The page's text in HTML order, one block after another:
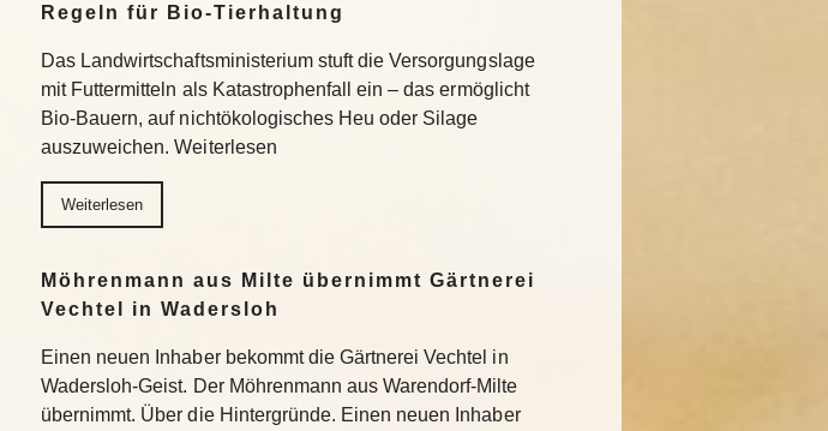
Regeln für Bio-Tierhaltung
Das Landwirtschaftsministerium stuft die Versorgungslage
mit Futtermitteln als Katastrophenfall ein – das ermöglicht
Bio-Bauern, auf nichtökologisches Heu oder Silage
auszuweichen. Weiterlesen
Weiterlesen
Möhrenmann aus Milte übernimmt Gärtnerei
Vechtel in Wadersloh
Einen neuen Inhaber bekommt die Gärtnerei Vechtel in
Wadersloh-Geist. Der Möhrenmann aus Warendorf-Milte
übernimmt. Über die Hintergründe. Einen neuen Inhaber